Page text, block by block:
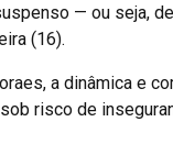
— ou seja,
(16).
a dinâmica e
risco de